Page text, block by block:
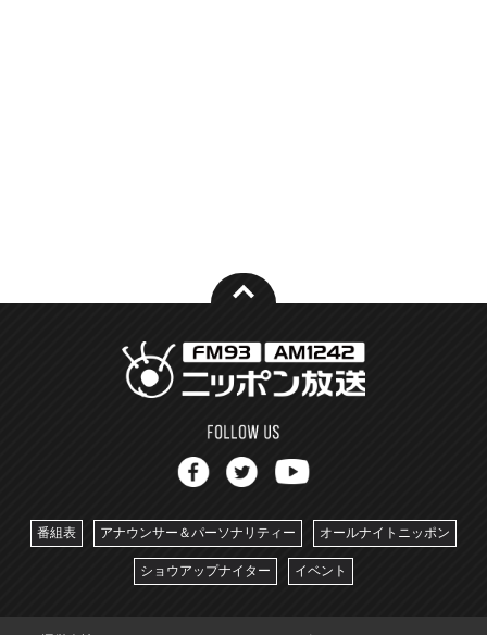
番組表 アナウンサー＆パーソナリティー オールナイトニッポン
ショウアップナイター イベント